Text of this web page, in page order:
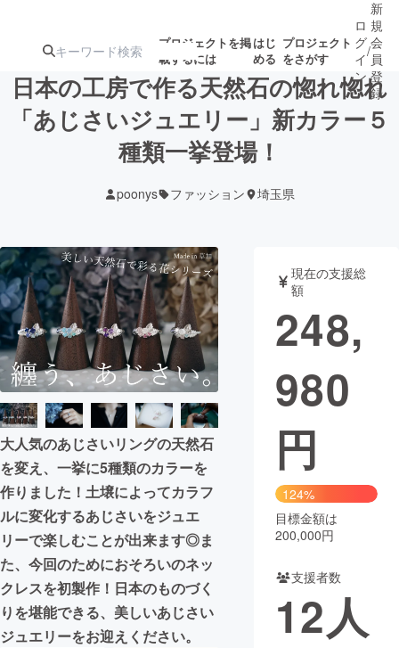
プロジェクトを掲
載するには
はじ
める
プロジェクト
をさがす
注目のリ 注目の新着プロ
ジェクト
募集終了が近いプ
テクノロジー・ガジェット
映像・映画 書籍・雑誌
ビジネス・起業 チャレンジ
まちづくり・地域活性化
CAMPFIRE for Social Good
CAMPFIRE Creation
CAMPFIREふるさと納税
コミュニティ
ロ
グ
イ
ン
/
新
規
会
員
登
録
日本の工房で作る天然石の惚れ惚れ
「あじさいジュエリー」新カラー５
種類一挙登場！
poonys ファッション 埼玉県
大人気のあじさいリングの天然石
を変え、一挙に5種類のカラーを
作りました！土壌によってカラフ
ルに変化するあじさいをジュエ
リーで楽しむことが出来ます◎ま
た、今回のためにおそろいのネッ
クレスを初製作！日本のものづく
りを堪能できる、美しいあじさい
ジュエリーをお迎えください。
現在の支援総
額
248,
980
円
124%
目標金額は
200,000円
支援者数
12人